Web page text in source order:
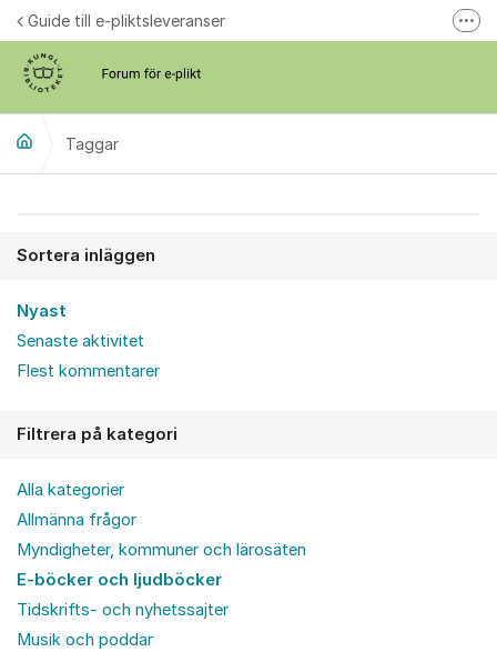
Hoppa till innehåll
Guide till e-pliktsleveranser
Taggar
Sortera inläggen
Nyast
Senaste aktivitet
Flest kommentarer
Filtrera på kategori
Alla kategorier
Allmänna frågor
Myndigheter, kommuner och lärosäten
E-böcker och ljudböcker
Tidskrifts- och nyhetssajter
Musik och poddar